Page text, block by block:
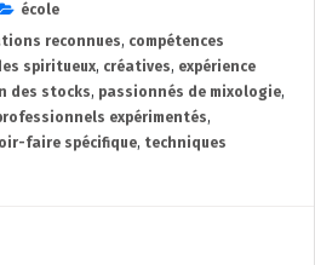
école
reconnues, compétences
spiritueux, créatives, expérience
des stocks, passionnés de mixologie,
expérimentés,
faire spécifique, techniques